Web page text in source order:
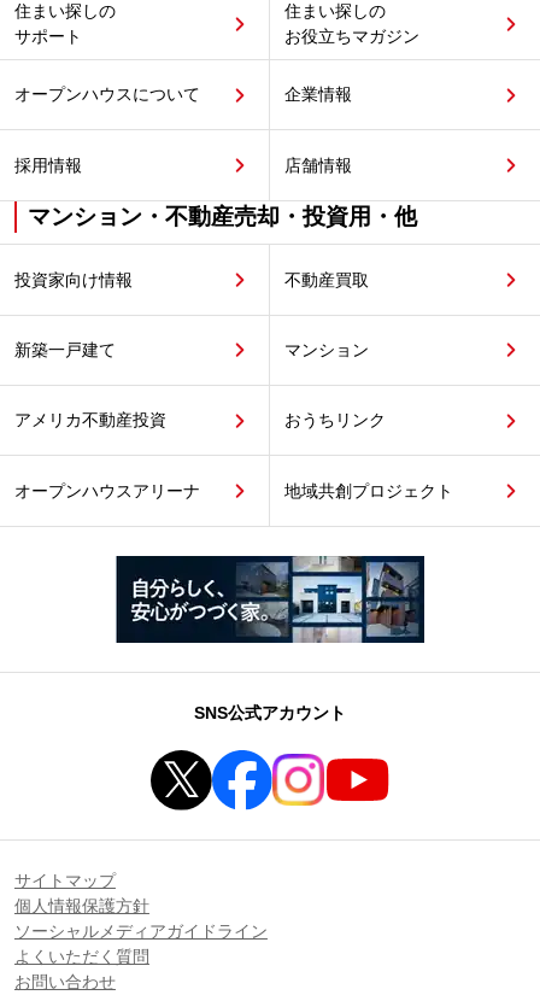
住まい探しの
サポート
住まい探しの
お役立ちマガジン
オープンハウスについて 企業情報
採用情報 店舗情報
マンション・不動産売却・投資用・他
投資家向け情報 不動産買取
新築一戸建て マンション
アメリカ不動産投資 おうちリンク
オープンハウスアリーナ 地域共創プロジェクト
SNS公式アカウント
サイトマップ
個人情報保護方針
ソーシャルメディアガイドライン
よくいただく質問
お問い合わせ